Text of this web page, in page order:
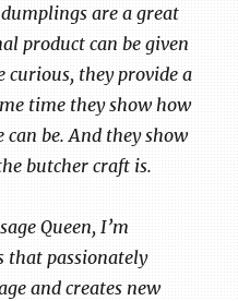
are a great
product can be given
curious, they provide a
time they show how
be. And they show
butcher craft is.
Queen, I’m
that passionately
and creates new